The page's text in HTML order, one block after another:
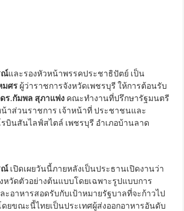
ณ์และรองหัวหน้าพรรคประชาธิปัตย์ เป็น
มศร ผู้ว่าราชการจังหวัดเพชรบุรี ให้การต้อนรับ
ดร.กัมพล สุภาแพ่ง คณะทำงานที่ปรึกษารัฐมนตรี
น้าส่วนราชการ เจ้าหน้าที่ ประชาชนและ
บินสันไลฟ์สไตล์ เพชรบุรี อำเภอบ้านลาด
ณ์ เปิดเผยวันนี้ภายหลังเป็นประธานเปิดงานว่า
หวัดตัวอย่างต้นแบบโดยเฉพาะรูปแบบการ
อาหารสอดรับกับเป้าหมายรัฐบาลที่จะก้าวไป
ยขณะนี้ไทยเป็นประเทศผู้ส่งออกอาหารอันดับ